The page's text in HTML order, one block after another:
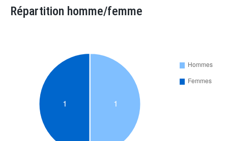
Répartition homme/femme